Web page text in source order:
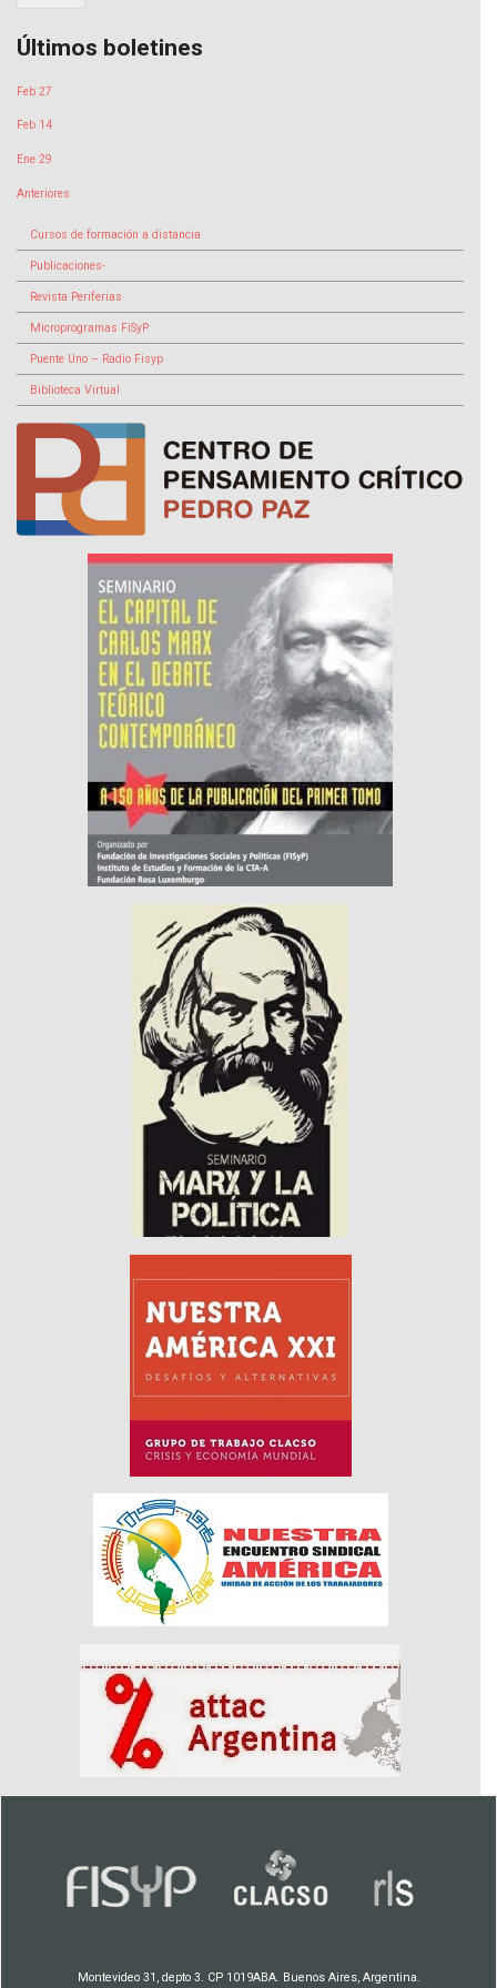
Últimos boletines
Feb 27
Feb 14
Ene 29
Anteriores
Cursos de formación a distancia
Publicaciones-
Revista Periferias
Microprogramas FiSyP
Puente Uno – Radio Fisyp
Biblioteca Virtual
Montevideo 31, depto 3. CP 1019ABA. Buenos Aires, Argentina.